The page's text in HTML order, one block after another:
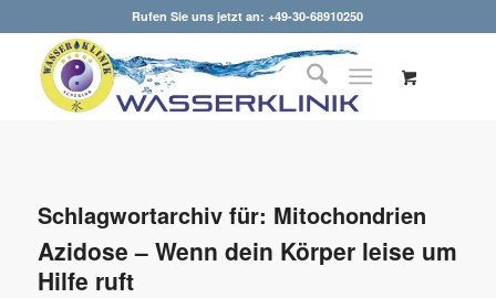
Rufen Sie uns jetzt an: +49-30-68910250
Schlagwortarchiv für: Mitochondrien
Azidose – Wenn dein Körper leise um
Hilfe ruft